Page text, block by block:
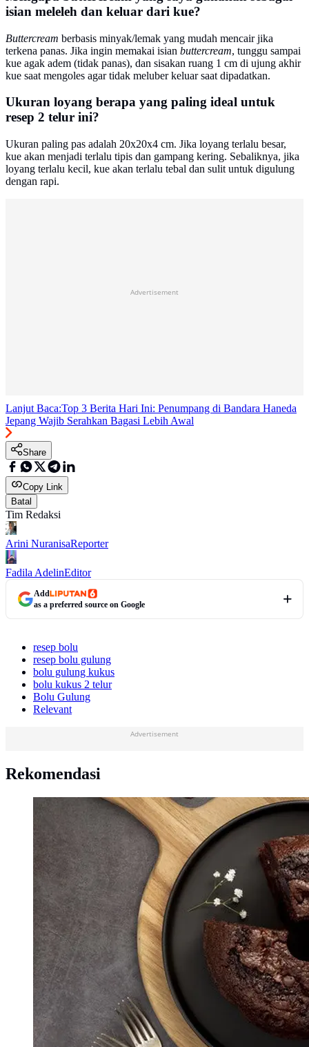
isian meleleh dan keluar dari kue?
Buttercream berbasis minyak/lemak yang mudah mencair jika
terkena panas. Jika ingin memakai isian buttercream, tunggu sampai
kue agak adem (tidak panas), dan sisakan ruang 1 cm di ujung akhir
kue saat mengoles agar tidak meluber keluar saat dipadatkan.
Ukuran loyang berapa yang paling ideal untuk
resep 2 telur ini?
Ukuran paling pas adalah 20x20x4 cm. Jika loyang terlalu besar,
kue akan menjadi terlalu tipis dan gampang kering. Sebaliknya, jika
loyang terlalu kecil, kue akan terlalu tebal dan sulit untuk digulung
dengan rapi.
Advertisement
Lanjut Baca:Top 3 Berita Hari Ini: Penumpang di Bandara Haneda
Jepang Wajib Serahkan Bagasi Lebih Awal
Share
Copy Link
Batal
Tim Redaksi
Arini NuranisaReporter
Fadila AdelinEditor
Add
as a preferred source on Google
resep bolu
resep bolu gulung
bolu gulung kukus
bolu kukus 2 telur
Bolu Gulung
Relevant
Advertisement
Rekomendasi